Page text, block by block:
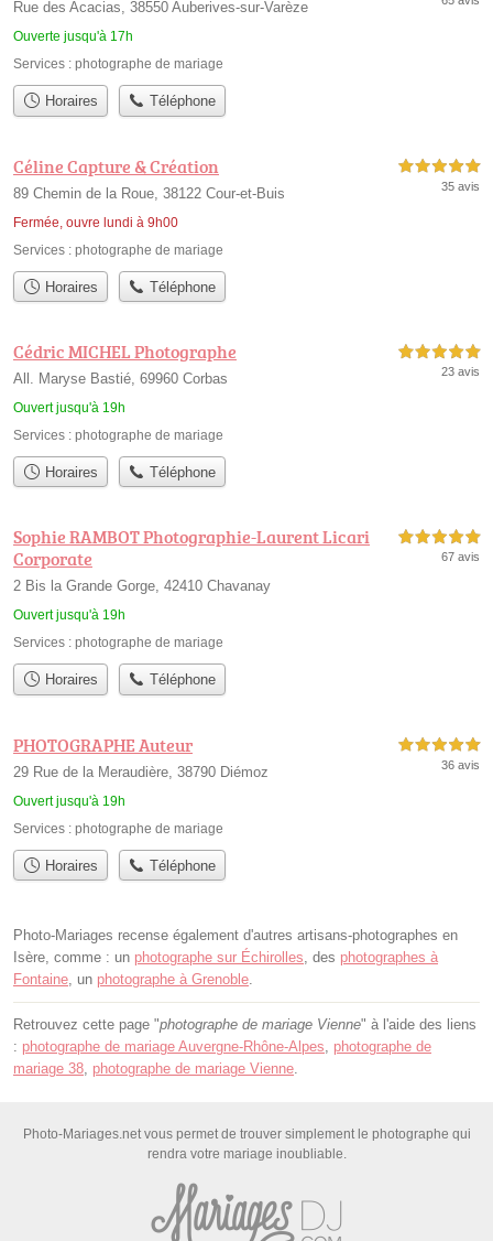
Rue des Acacias, 38550 Auberives-sur-Varèze
Ouverte jusqu'à 17h
Services : photographe de mariage
Horaires Téléphone
Céline Capture & Création
89 Chemin de la Roue, 38122 Cour-et-Buis
Fermée, ouvre lundi à 9h00
5,0 étoiles sur 5
35 avis
Services : photographe de mariage
Horaires Téléphone
Cédric MICHEL Photographe
All. Maryse Bastié, 69960 Corbas
Ouvert jusqu'à 19h
5,0 étoiles sur 5
23 avis
Services : photographe de mariage
Horaires Téléphone
Sophie RAMBOT Photographie-Laurent Licari
Corporate
2 Bis la Grande Gorge, 42410 Chavanay
Ouvert jusqu'à 19h
5,0 étoiles sur 5
67 avis
Services : photographe de mariage
Horaires Téléphone
PHOTOGRAPHE Auteur
29 Rue de la Meraudière, 38790 Diémoz
Ouvert jusqu'à 19h
5,0 étoiles sur 5
36 avis
Services : photographe de mariage
Horaires Téléphone
Photo-Mariages recense également d'autres artisans-photographes en
Isère, comme : un photographe sur Échirolles, des photographes à
Fontaine, un photographe à Grenoble.
Retrouvez cette page "photographe de mariage Vienne" à l'aide des liens
: photographe de mariage Auvergne-Rhône-Alpes, photographe de
mariage 38, photographe de mariage Vienne.
Photo-Mariages.net vous permet de trouver simplement le photographe qui
rendra votre mariage inoubliable.